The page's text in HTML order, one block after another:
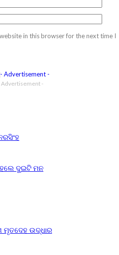
in this browser for the next time I
Advertisement -
ଦୁଇଟି ମନ
ମୃତଦେହ ଉଦ୍ଧାର